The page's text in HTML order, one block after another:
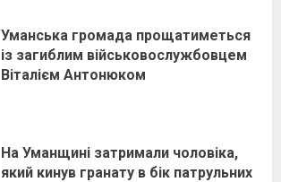
Уманська громада прощатиметься
із загиблим військовослужбовцем
Віталієм Антонюком
На Уманщині затримали чоловіка,
який кинув гранату в бік патрульних